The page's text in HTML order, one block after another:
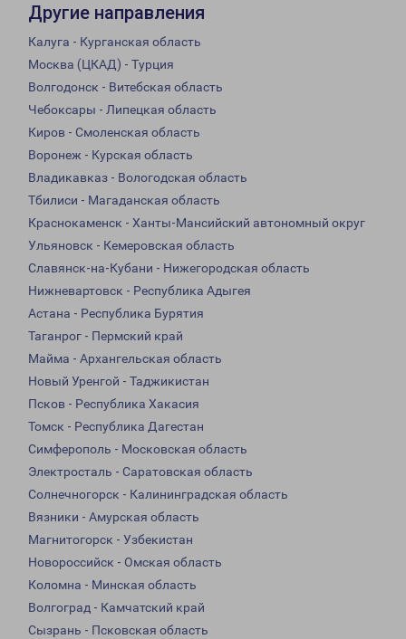
Другие направления
Калуга - Курганская область
Москва (ЦКАД) - Турция
Волгодонск - Витебская область
Чебоксары - Липецкая область
Киров - Смоленская область
Воронеж - Курская область
Владикавказ - Вологодская область
Тбилиси - Магаданская область
Краснокаменск - Ханты-Мансийский автономный округ
Ульяновск - Кемеровская область
Славянск-на-Кубани - Нижегородская область
Нижневартовск - Республика Адыгея
Астана - Республика Бурятия
Таганрог - Пермский край
Майма - Архангельская область
Новый Уренгой - Таджикистан
Псков - Республика Хакасия
Томск - Республика Дагестан
Симферополь - Московская область
Электросталь - Саратовская область
Солнечногорск - Калининградская область
Вязники - Амурская область
Магнитогорск - Узбекистан
Новороссийск - Омская область
Коломна - Минская область
Волгоград - Камчатский край
Сызрань - Псковская область